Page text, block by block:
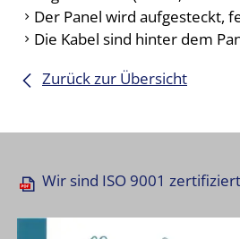
Der Panel wird aufgesteckt,
Die Kabel sind hinter dem
Zurück zur Übersicht
Wir sind ISO 9001 zertifiziert